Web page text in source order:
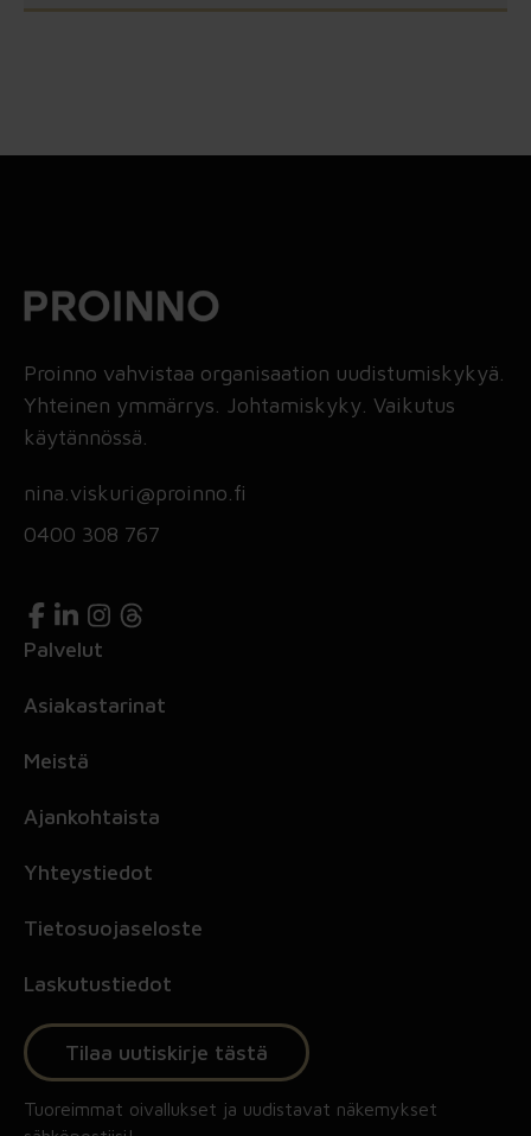
Proinno vahvistaa organisaation uudistumiskykyä.
Yhteinen ymmärrys. Johtamiskyky. Vaikutus
käytännössä.
nina.viskuri@proinno.fi
0400 308 767
Palvelut
Asiakastarinat
Meistä
Ajankohtaista
Yhteystiedot
Tietosuojaseloste
Laskutustiedot
Tilaa uutiskirje tästä
Tuoreimmat oivallukset ja uudistavat näkemykset